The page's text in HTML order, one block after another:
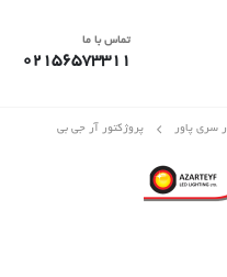
تماس با ما
02156573311
پروژکتور آر جی بی